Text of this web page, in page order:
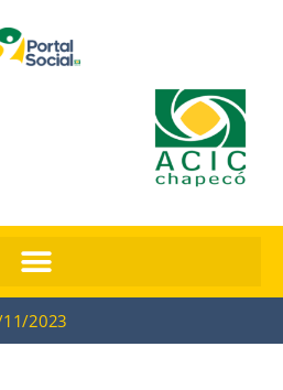
11/2023